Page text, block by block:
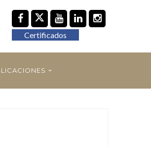
Certificados